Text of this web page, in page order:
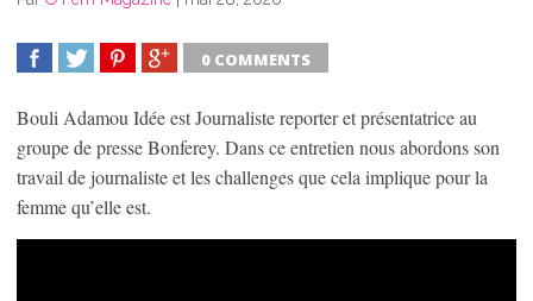
0 COMMENTS
Bouli Adamou Idée est Journaliste reporter et présentatrice au
groupe de presse Bonferey. Dans ce entretien nous abordons son
travail de journaliste et les challenges que cela implique pour la
femme qu’elle est.